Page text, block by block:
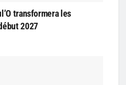
transformera les
2027